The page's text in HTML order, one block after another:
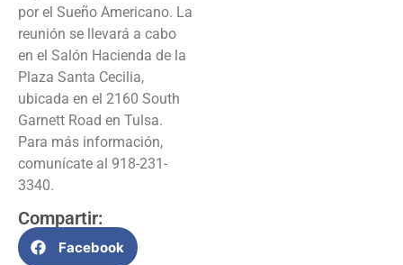
por el Sueño Americano. La
reunión se llevará a cabo
en el Salón Hacienda de la
Plaza Santa Cecilia,
ubicada en el 2160 South
Garnett Road en Tulsa.
Para más información,
comunícate al 918-231-
3340.
Compartir:
Facebook